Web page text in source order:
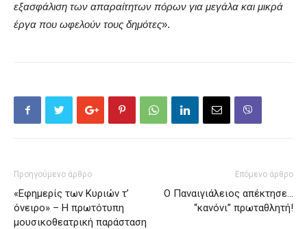
εξασφάλιση των απαραίτητων πόρων για μεγάλα και μικρά
έργα που ωφελούν τους δημότες».
Προηγούμενο άρθρο
«Εφημερίς των Κυριών τ’
όνειρο» – Η πρωτότυπη
μουσικοθεατρική παράσταση
Επόμενο άρθρο
Ο Παναιγιάλειος απέκτησε…
“κανόνι” πρωταθλητή!